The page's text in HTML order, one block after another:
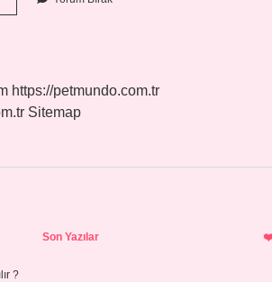
https://petmundo.com.tr
Sitemap
Son Yazılar
?